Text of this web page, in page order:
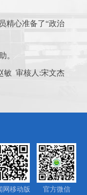
精心准备了“政治
。
敏 审核人:宋文杰
官方微信
网移动版